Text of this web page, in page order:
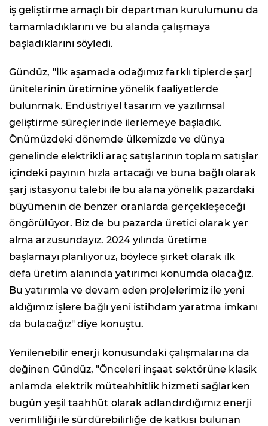
iş geliştirme amaçlı bir departman kurulumunu da
tamamladıklarını ve bu alanda çalışmaya
başladıklarını söyledi.
Gündüz, "İlk aşamada odağımız farklı tiplerde şarj
ünitelerinin üretimine yönelik faaliyetlerde
bulunmak. Endüstriyel tasarım ve yazılımsal
geliştirme süreçlerinde ilerlemeye başladık.
Önümüzdeki dönemde ülkemizde ve dünya
genelinde elektrikli araç satışlarının toplam satışlar
içindeki payının hızla artacağı ve buna bağlı olarak
şarj istasyonu talebi ile bu alana yönelik pazardaki
büyümenin de benzer oranlarda gerçekleşeceği
öngörülüyor. Biz de bu pazarda üretici olarak yer
alma arzusundayız. 2024 yılında üretime
başlamayı planlıyoruz, böylece şirket olarak ilk
defa üretim alanında yatırımcı konumda olacağız.
Bu yatırımla ve devam eden projelerimiz ile yeni
aldığımız işlere bağlı yeni istihdam yaratma imkanı
da bulacağız" diye konuştu.
Yenilenebilir enerji konusundaki çalışmalarına da
değinen Gündüz, "Önceleri inşaat sektörüne klasik
anlamda elektrik müteahhitlik hizmeti sağlarken
bugün yeşil taahhüt olarak adlandırdığımız enerji
verimliliği ile sürdürebilirliğe de katkısı bulunan